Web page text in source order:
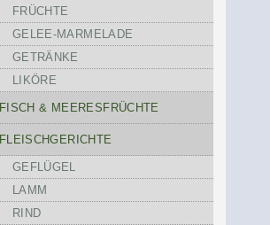
FRÜCHTE
GELEE-MARMELADE
GETRÄNKE
LIKÖRE
FISCH & MEERESFRÜCHTE
FLEISCHGERICHTE
GEFLÜGEL
LAMM
RIND